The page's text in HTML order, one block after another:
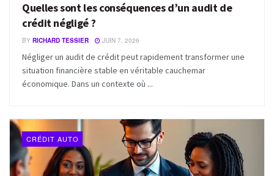
Quelles sont les conséquences d’un audit de
crédit négligé ?
BY RICHARD TESSIER JUIN 7, 2026
Négliger un audit de crédit peut rapidement transformer une
situation financière stable en véritable cauchemar
économique. Dans un contexte où ...
CRÉDIT AUTO